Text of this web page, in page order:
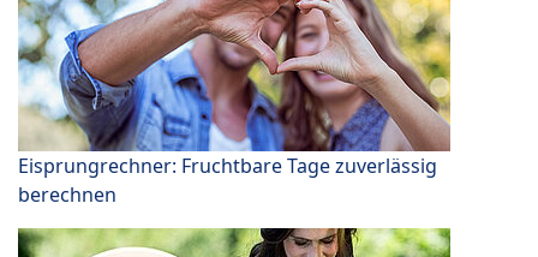
Eisprungrechner: Fruchtbare Tage zuverlässig
berechnen